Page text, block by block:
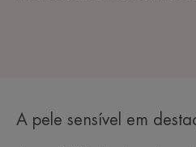
A pele sensível em